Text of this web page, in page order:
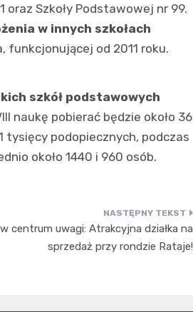
oraz Szkoły Podstawowej nr 99.
w innych szkołach
funkcjonującej od 2011 roku.
szkół podstawowych
naukę pobierać będzie około 36
tysięcy podopiecznych, podczas
około 1440 i 960 osób.
centrum uwagi: Atrakcyjna działka na
sprzedaż przy rondzie Rataje!